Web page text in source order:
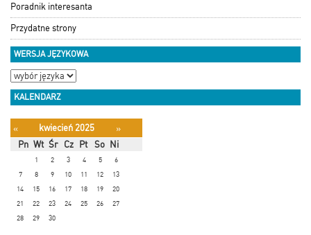
Poradnik interesanta
Przydatne strony
WERSJA JĘZYKOWA
KALENDARZ
« kwiecień 2025
»
Pn Wt Śr Cz Pt So Ni
1 2 3 4 5
6
7
8 9 10 11 12
13
14
15 16 17 18 19
20
21
22 23 24 25 26
27
28
29 30